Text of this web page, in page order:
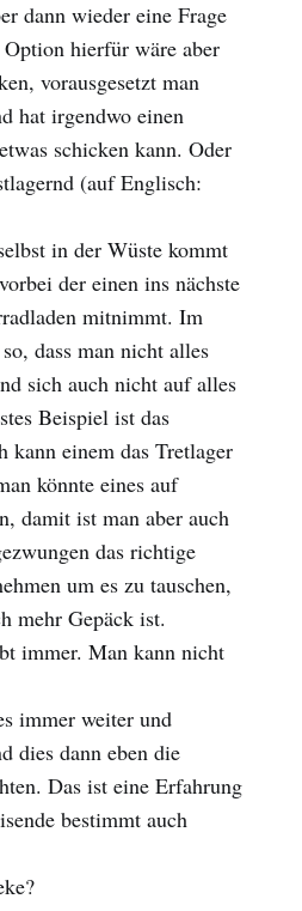
dann wieder eine Frage
hierfür wäre aber
vorausgesetzt man
hat irgendwo einen
schicken kann. Oder
(auf Englisch:
in der Wüste kommt
der einen ins nächste
mitnimmt. Im
dass man nicht alles
sich auch nicht auf alles
Beispiel ist das
kann einem das Tretlager
könnte eines auf
damit ist man aber auch
das richtige
um es zu tauschen,
mehr Gepäck ist.
immer. Man kann nicht
immer weiter und
dies dann eben die
Das ist eine Erfahrung
bestimmt auch